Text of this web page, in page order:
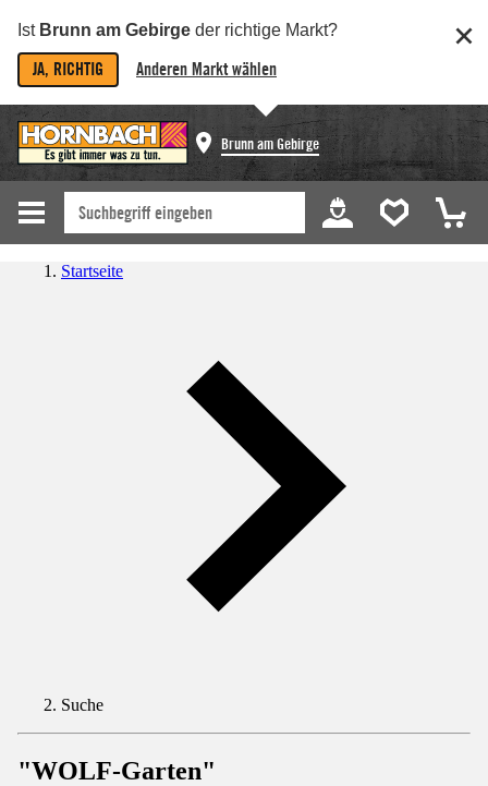
Ist Brunn am Gebirge der richtige Markt?
JA, RICHTIG Anderen Markt wählen
Brunn am Gebirge
Startseite
Suche
"WOLF-Garten"